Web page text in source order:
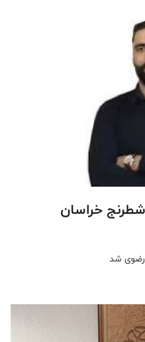
خراسان
رضوی شد